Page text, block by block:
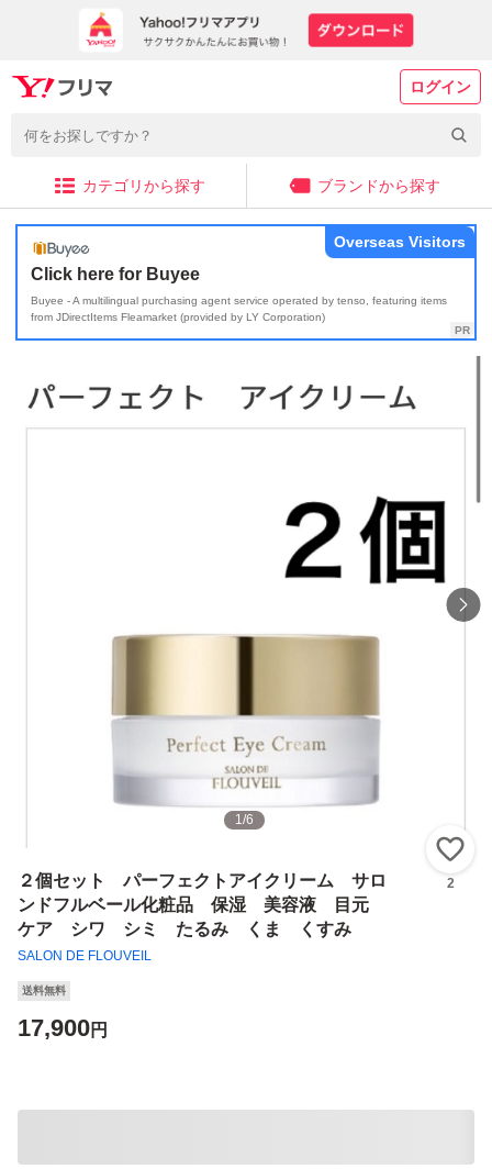
ログイン
カテゴリから探す ブランドから探す
Click here for Buyee
Buyee - A multilingual purchasing agent service operated by tenso, featuring items
from JDirectItems Fleamarket (provided by LY Corporation)
Overseas Visitors
1/6
２個セット パーフェクトアイクリーム サロ
ンドフルベール化粧品 保湿 美容液 目元
ケア シワ シミ たるみ くま くすみ
SALON DE FLOUVEIL
2
送料無料
17,900円